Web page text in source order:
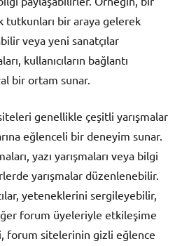
bir araya gelerek
veya yeni sanatçılar
kullanıcıların bağlantı
bir ortam sunar.
genellikle çeşitli yarışmalar
eğlenceli bir deneyim sunar.
yazı yarışmaları veya bilgi
yarışmalar düzenlenebilir.
yeteneklerini sergileyebilir,
forum üyeleriyle etkileşime
forum sitelerinin gizli eğlence